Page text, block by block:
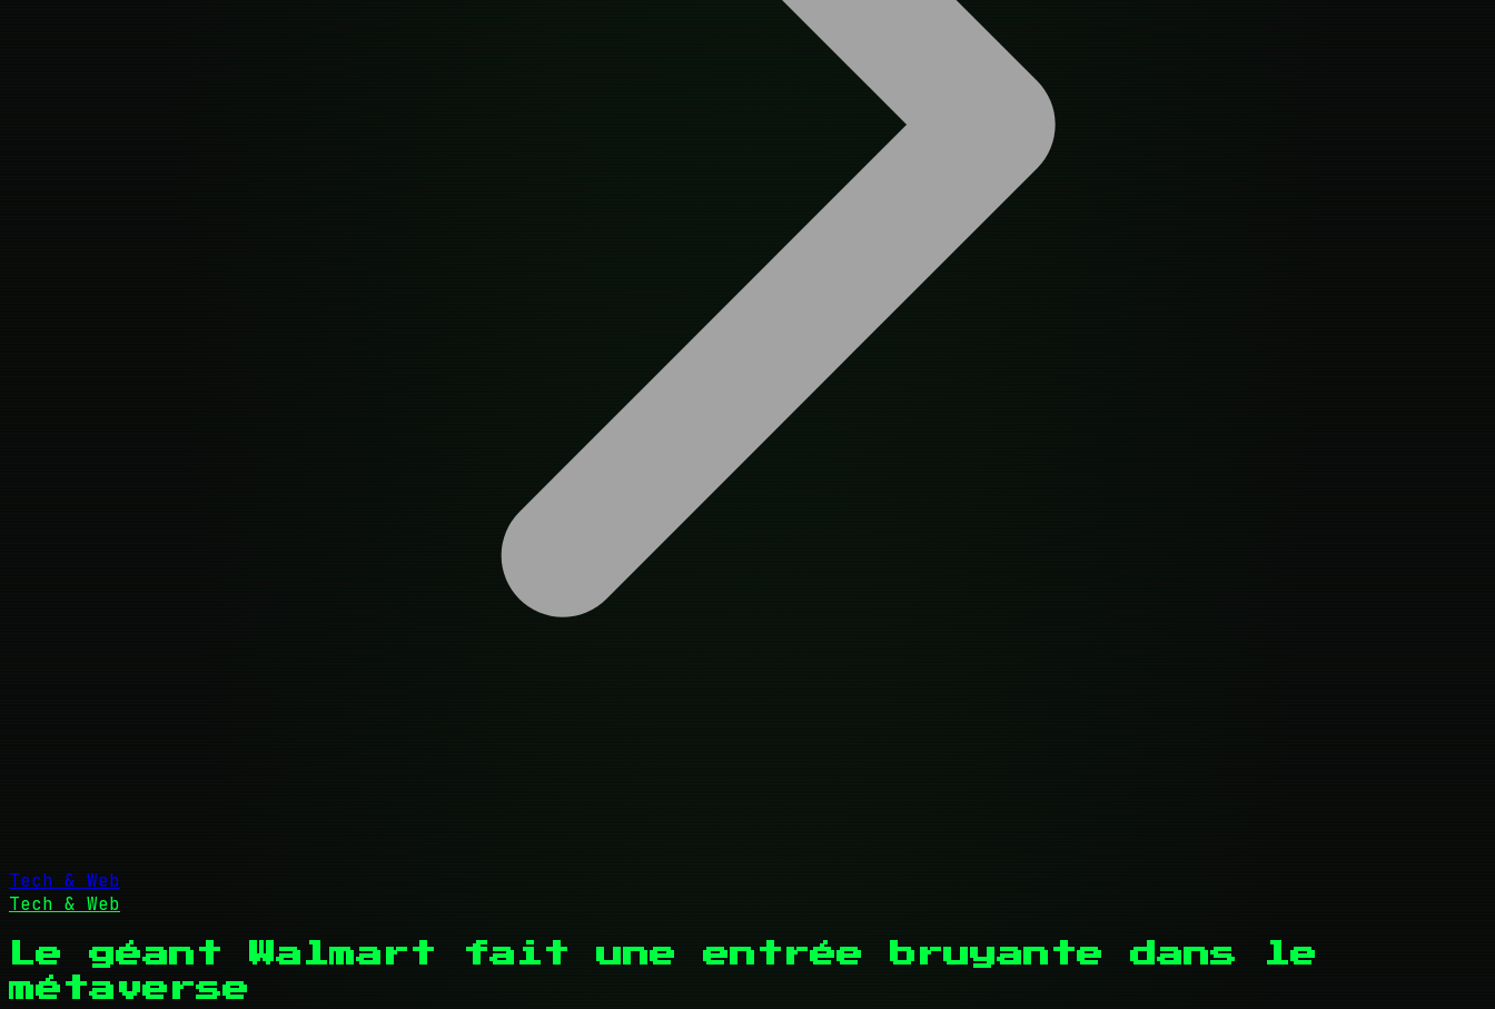
Tech & Web
Tech & Web
Le géant Walmart fait une entrée bruyante dans le
métaverse